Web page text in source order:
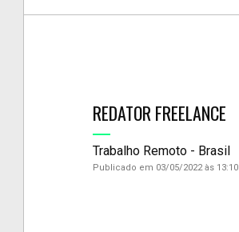
REDATOR FREELANCE
Trabalho Remoto - Brasil
Publicado em 03/05/2022 às 13:10